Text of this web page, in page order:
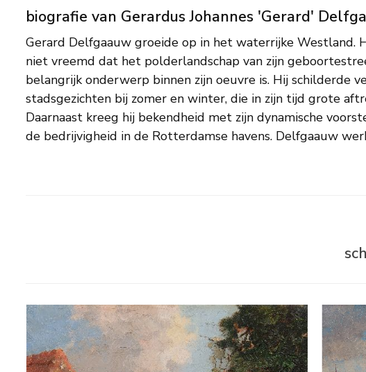
biografie van Gerardus Johannes 'Gerard'
Gerard Delfgaauw groeide op in het waterrijke Westland.
niet vreemd dat het polderlandschap van zijn
belangrijk onderwerp binnen zijn oeuvre is. Hij schilderde
stadsgezichten bij zomer en winter, die in zijn tijd grote
Daarnaast kreeg hij bekendheid met zijn dynamische
de bedrijvigheid in de Rotterdamse havens. Delfgaauw werkte in een
impressionistisch-naturalistische stijl. Vooral de wijze
zonlicht en haar reflecties in het water op het doek heeft
'vangen' wordt erg gewaardeerd. Hij vormde zich
aanvankelijk een opleiding aan de toenmalige